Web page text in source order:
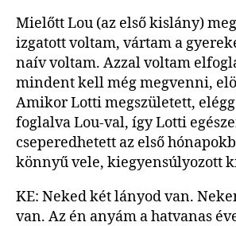
Mielőtt Lou (az első kislány)
izgatott voltam, vártam a
naív voltam. Azzal voltam
mindent kell még megvenni,
Amikor Lotti megszületett,
foglalva Lou-val, így Lotti
cseperedhetett az első
könnyű vele, kiegyensúlyozott
KE: Neked két lányod van.
van. Az én anyám a hatvanas